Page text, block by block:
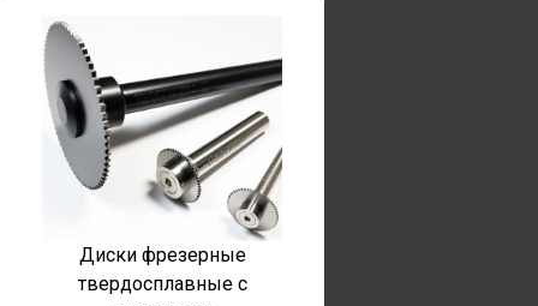
Диски фрезерные
твердосплавные с